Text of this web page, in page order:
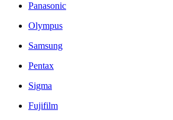
Panasonic
Olympus
Samsung
Pentax
Sigma
Fujifilm